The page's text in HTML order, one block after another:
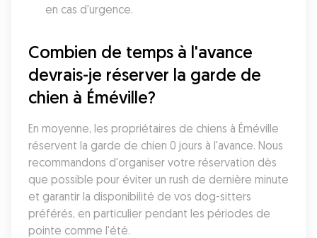
en cas d'urgence.
Combien de temps à l'avance
devrais-je réserver la garde de
chien à Éméville?
En moyenne, les propriétaires de chiens à Éméville
réservent la garde de chien 0 jours à l'avance. Nous
recommandons d'organiser votre réservation dès
que possible pour éviter un rush de dernière minute
et garantir la disponibilité de vos dog-sitters
préférés, en particulier pendant les périodes de
pointe comme l'été.